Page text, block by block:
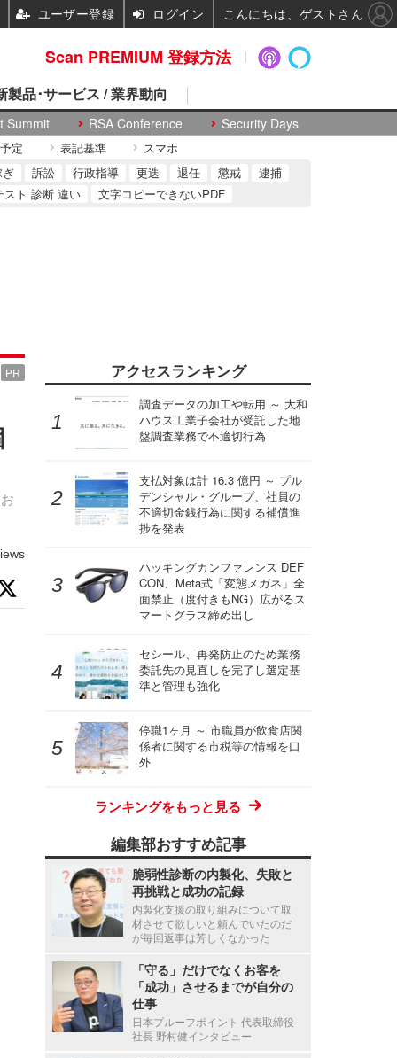
Summit RSA Conference Security Days
製品･サービス / 業界動向
定 表記基準 スマホ
訴訟 行政指導 更迭 退任 懲戒
逮捕
スト 診断 違い 文字コピーできないPDF
PR アクセスランキング
調査データの加工や転用 ～ 大和
ハウス工業子会社が受託した地
盤調査業務で不適切行為
支払対象は計 16.3 億円 ～ プル
デンシャル・グループ、社員の
不適切金銭行為に関する補償進
捗を発表
ハッキングカンファレンス DEF
CON、Meta式「変態メガネ」全
面禁止（度付きもNG）広がるス
マートグラス締め出し
セシール、再発防止のため業務
委託先の見直しを完了し選定基
準と管理も強化
停職1ヶ月 ～ 市職員が飲食店関
係者に関する市税等の情報を口
外
ランキングをもっと見る
編集部おすすめ記事
脆弱性診断の内製化、失敗と
再挑戦と成功の記録
内製化支援の取り組みについて取
材させて欲しいと頼んでいたのだ
が毎回返事は芳しくなかった
「守る」だけでなくお客を
「成功」させるまでが自分の
仕事
日本プルーフポイント 代表取締役
社長 野村健インタビュー
Scan PREMIUM 登録方法
ユーザー登録 ログイン こんにちは、ゲストさん